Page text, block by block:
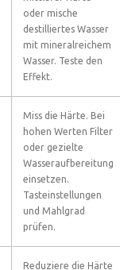
oder mische
destilliertes Wasser
mit mineralreichem
Wasser. Teste den
Effekt.
Miss die Härte. Bei
hohen Werten Filter
oder gezielte
Wasseraufbereitung
einsetzen.
Tasteinstellungen
und Mahlgrad
prüfen.
Reduziere die Härte